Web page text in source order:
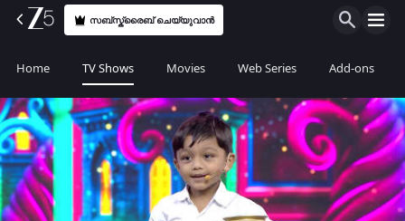
സബ്സ്ക്രൈബ് ചെയ്യുവാൻ
Home TV Shows Movies Web Series Add-ons